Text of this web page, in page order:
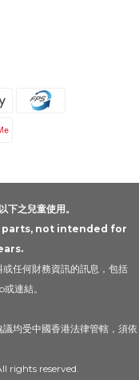
下之兒童使用。
parts, not intended for
任何財務資訊的訊息，包括
連結。
均受中國香港法律管轄，須依
rights reserved.